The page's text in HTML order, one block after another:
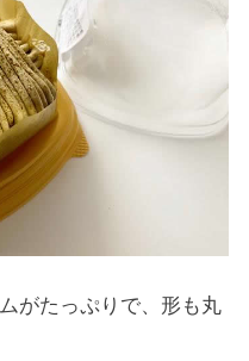
がたっぷりで、形も丸